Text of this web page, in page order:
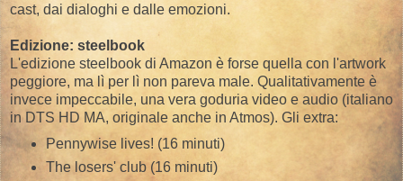
cast, dai dialoghi e dalle emozioni.
Edizione: steelbook
L'edizione steelbook di Amazon è forse quella con l'artwork
peggiore, ma lì per lì non pareva male. Qualitativamente è
invece impeccabile, una vera goduria video e audio (italiano
in DTS HD MA, originale anche in Atmos). Gli extra:
Pennywise lives! (16 minuti)
The losers' club (16 minuti)